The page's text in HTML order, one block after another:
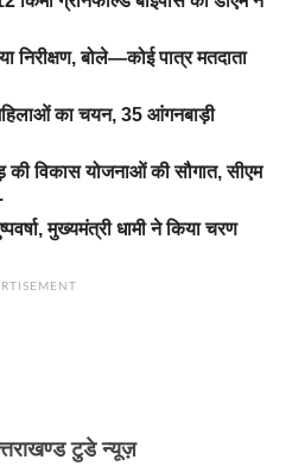
निरीक्षण, बोले—कोई पात्र मतदाता
का चयन, 35 आंगनबाड़ी
की विकास योजनाओं की सौगात, सीएम
मुख्यमंत्री धामी ने किया चरण
टुडे न्यूज़